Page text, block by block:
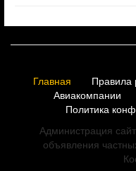
Главная Правила
Авиакомпании
Политика
Администрация
объявления